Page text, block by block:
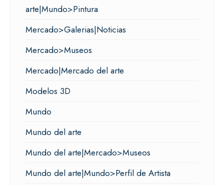
arte|Mundo>Pintura
Mercado>Galerias|Noticias
Mercado>Museos
Mercado|Mercado del arte
Modelos 3D
Mundo
Mundo del arte
Mundo del arte|Mercado>Museos
Mundo del arte|Mundo>Perfil de Artista